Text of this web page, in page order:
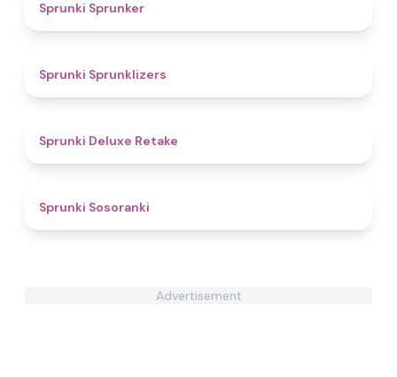
Sprunki Sprunker
Sprunki Sprunklizers
Sprunki Deluxe Retake
Sprunki Sosoranki
Advertisement